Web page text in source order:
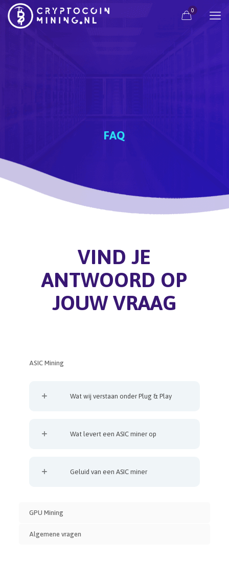
0
FAQ
VIND JE
ANTWOORD OP
JOUW VRAAG
ASIC Mining
Wat wij verstaan onder Plug & Play
Wat levert een ASIC miner op
Geluid van een ASIC miner
GPU Mining
Algemene vragen